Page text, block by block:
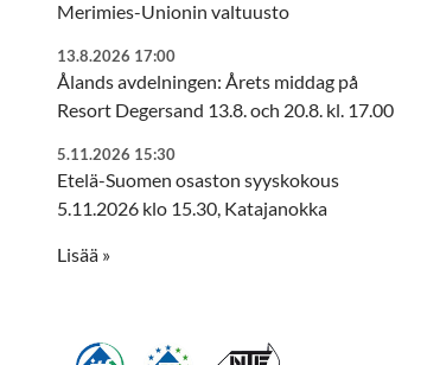
Merimies-Unionin valtuusto
13.8.2026 17:00
Ålands avdelningen: Årets middag på
Resort Degersand 13.8. och 20.8. kl. 17.00
5.11.2026 15:30
Etelä-Suomen osaston syyskokous
5.11.2026 klo 15.30, Katajanokka
Lisää »